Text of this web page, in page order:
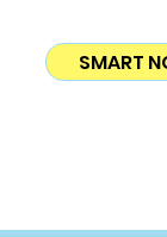
SMART